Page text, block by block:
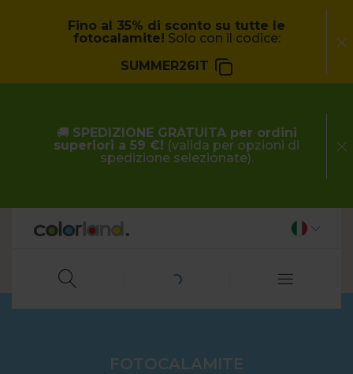
Fino al 35% di sconto su tutte le
fotocalamite! Solo con il codice:
SUMMER26IT
🚚 SPEDIZIONE GRATUITA per ordini
superiori a 59 €! (valida per opzioni di
spedizione selezionate).
FOTOCALAMITE